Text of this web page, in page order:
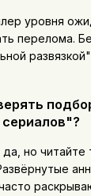
уровня
перелома.
но читайте